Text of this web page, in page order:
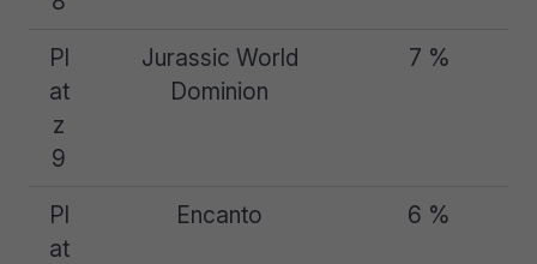
Pl
at
z
9
Jurassic World
Dominion
7 %
Pl
at
Encanto 6 %